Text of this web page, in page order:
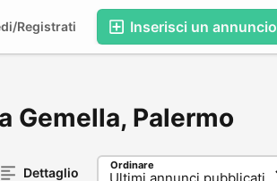
Inserisci un annuncio
Registrati
Gemella, Palermo
Dettaglio Ordinare